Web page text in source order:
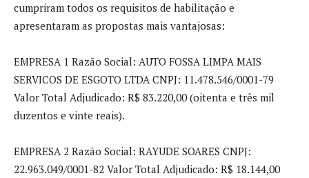
cumpriram todos os requisitos de habilitação e
apresentaram as propostas mais vantajosas:
EMPRESA 1 Razão Social: AUTO FOSSA LIMPA MAIS
SERVICOS DE ESGOTO LTDA CNPJ: 11.478.546/0001-79
Valor Total Adjudicado: R$ 83.220,00 (oitenta e três mil
duzentos e vinte reais).
EMPRESA 2 Razão Social: RAYUDE SOARES CNPJ:
22.963.049/0001-82 Valor Total Adjudicado: R$ 18.144,00